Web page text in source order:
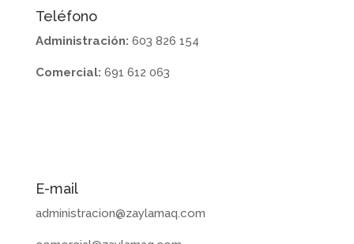
Teléfono
Administración: 603 826 154
Comercial: 691 612 063
E-mail
administracion@zaylamaq.com